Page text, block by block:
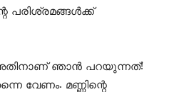
ഞാൻ പറയുന്നത്!
വേണം. മണ്ണിന്റെ